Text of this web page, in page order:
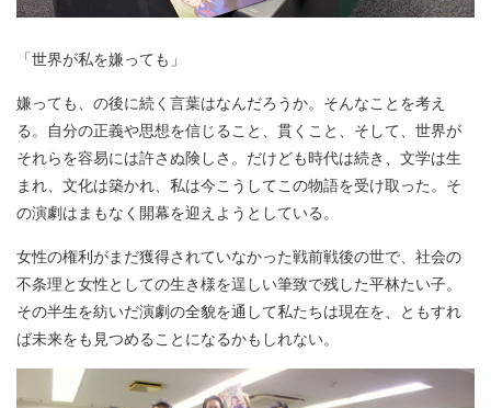
「世界が私を嫌っても」
嫌っても、の後に続く言葉はなんだろうか。そんなことを考え
る。自分の正義や思想を信じること、貫くこと、そして、世界が
それらを容易には許さぬ険しさ。だけども時代は続き、文学は生
まれ、文化は築かれ、私は今こうしてこの物語を受け取った。そ
の演劇はまもなく開幕を迎えようとしている。
女性の権利がまだ獲得されていなかった戦前戦後の世で、社会の
不条理と女性としての生き様を逞しい筆致で残した平林たい子。
その半生を紡いだ演劇の全貌を通して私たちは現在を、ともすれ
ば未来をも見つめることになるかもしれない。